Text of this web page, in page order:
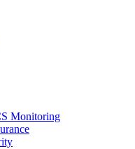
Monitoring